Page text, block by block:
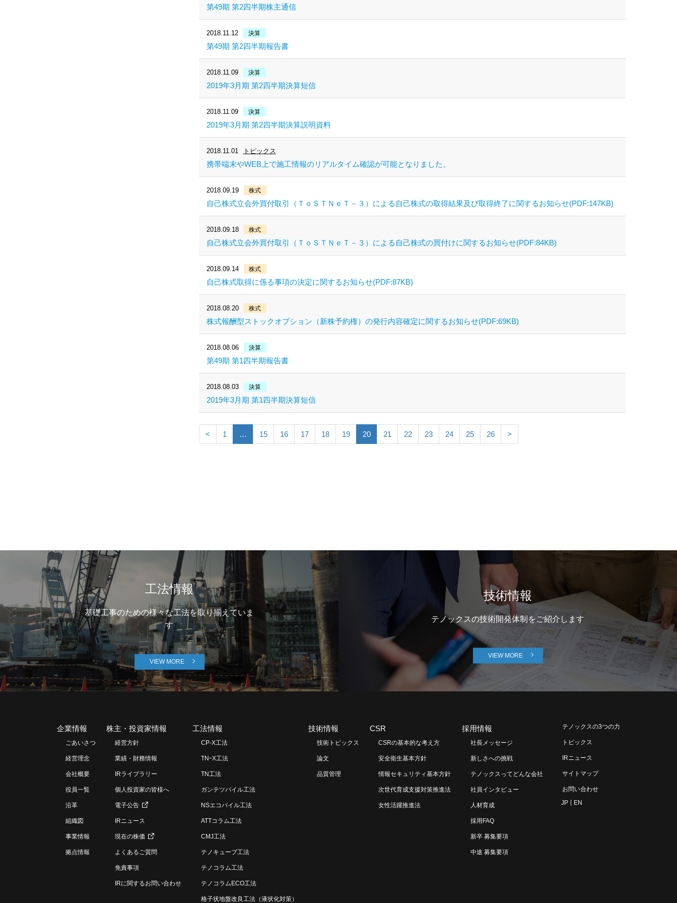
第49期 第2四半期株主通信
2018.11.12 決算
第49期 第2四半期報告書
2018.11.09 決算
2019年3月期 第2四半期決算短信
2018.11.09 決算
2019年3月期 第2四半期決算説明資料
2018.11.01 トピックス
携帯端末やWEB上で施工情報のリアルタイム確認が可能となりました。
2018.09.19 株式
自己株式立会外買付取引（ＴｏＳＴＮｅＴ－３）による自己株式の取得結果及び取得終了に関するお知らせ(PDF:147KB)
2018.09.18 株式
自己株式立会外買付取引（ＴｏＳＴＮｅＴ－３）による自己株式の買付けに関するお知らせ(PDF:84KB)
2018.09.14 株式
自己株式取得に係る事項の決定に関するお知らせ(PDF:87KB)
2018.08.20 株式
株式報酬型ストックオプション（新株予約権）の発行内容確定に関するお知らせ(PDF:69KB)
2018.08.06 決算
第49期 第1四半期報告書
2018.08.03 決算
2019年3月期 第1四半期決算短信
< 1 … 15 16 17 18 19 20 21 22 23 24 25 26 >
工法情報
基礎工事のための様々な工法を取り揃えていま
す
VIEW MORE
技術情報
テノックスの技術開発体制をご紹介します
VIEW MORE
企業情報
ごあいさつ
経営理念
会社概要
役員一覧
沿革
組織図
事業情報
拠点情報
株主・投資家情報
経営方針
業績・財務情報
IRライブラリー
個人投資家の皆様へ
電子公告
IRニュース
現在の株価
よくあるご質問
免責事項
IRに関するお問い合わせ
工法情報
CP-X工法
TNｰX工法
TN工法
ガンテツパイル工法
NSエコパイル工法
ATTコラム工法
CMJ工法
テノキューブ工法
テノコラム工法
テノコラムECO工法
格子状地盤改良工法（液状化対策）
技術情報
技術トピックス
論文
品質管理
CSR
CSRの基本的な考え方
安全衛生基本方針
情報セキュリティ基本方針
次世代育成支援対策推進法
女性活躍推進法
採用情報
社長メッセージ
新しさへの挑戦
テノックスってどんな会社
社員インタビュー
人材育成
採用FAQ
新卒 募集要項
中途 募集要項
テノックスの3つの力
トピックス
IRニュース
サイトマップ
お問い合わせ
EN
JP